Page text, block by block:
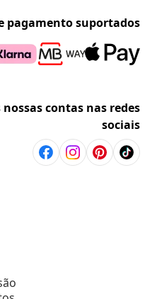
pagamento suportados
nossas contas nas redes
sociais